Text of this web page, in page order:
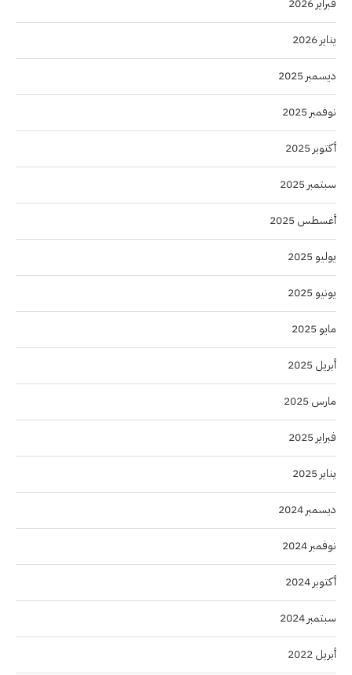
فبراير 2026
يناير 2026
ديسمبر 2025
نوفمبر 2025
أكتوبر 2025
سبتمبر 2025
أغسطس 2025
يوليو 2025
يونيو 2025
مايو 2025
أبريل 2025
مارس 2025
فبراير 2025
يناير 2025
ديسمبر 2024
نوفمبر 2024
أكتوبر 2024
سبتمبر 2024
أبريل 2022